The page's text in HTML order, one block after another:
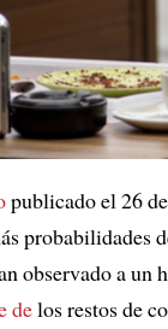
publicado el 26
probabilidades
observado a un
delos restos de